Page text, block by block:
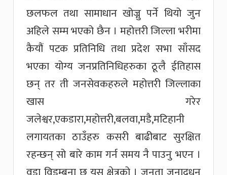
छलफल तथा सामाधान खोज्नु पर्ने थियो जुन
अहिले सम्म भएको छैन । महोत्तरी जिल्ला भरीमा
कैयौं पटक प्रतिनिधि तथा प्रदेश सभा साँसद
भएका योग्य जनप्रतिनिधिहरुका ठूलै ईतिहास
छन् तर ती जनसेवकहरुले महोत्तरी जिल्लाका
खास गरेर
जलेश्वर,एकडारा,महोत्तरी,बलवा,मडै,मटिहानी
लगायतका ठाउँहरु कसरी बाढीबाट सुरक्षित
रहन्छन् सो बारे काम गर्न समय नै पाउनु भएन ।